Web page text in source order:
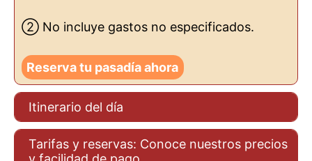
② No incluye gastos no especificados.
Reserva tu pasadía ahora
Itinerario del día
Tarifas y reservas: Conoce nuestros precios